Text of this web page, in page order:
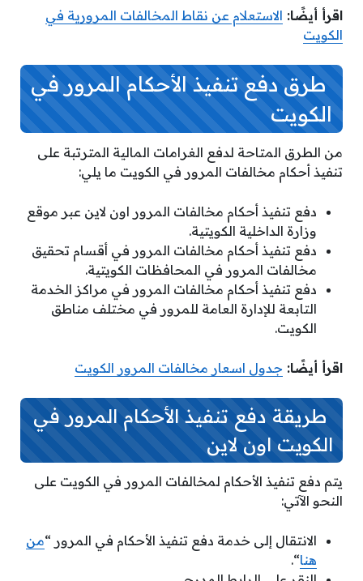
اقرأ أيضًا: الاستعلام عن نقاط المخالفات المرورية في
الكويت
طرق دفع تنفيذ الأحكام المرور في
الكويت
من الطرق المتاحة لدفع الغرامات المالية المترتبة على
تنفيذ أحكام مخالفات المرور في الكويت ما يلي:
دفع تنفيذ أحكام مخالفات المرور اون لاين عبر موقع
وزارة الداخلية الكويتية.
دفع تنفيذ أحكام مخالفات المرور في أقسام تحقيق
مخالفات المرور في المحافظات الكويتية.
دفع تنفيذ أحكام مخالفات المرور في مراكز الخدمة
التابعة للإدارة العامة للمرور في مختلف مناطق
الكويت.
اقرأ أيضًا: جدول اسعار مخالفات المرور الكويت
طريقة دفع تنفيذ الأحكام المرور في
الكويت اون لاين
يتم دفع تنفيذ الأحكام لمخالفات المرور في الكويت على
النحو الآتي:
الانتقال إلى خدمة دفع تنفيذ الأحكام في المرور “من
هنا“.